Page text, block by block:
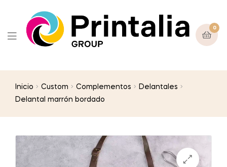
0
Inicio Custom Complementos
Delantales
Delantal marrón bordado